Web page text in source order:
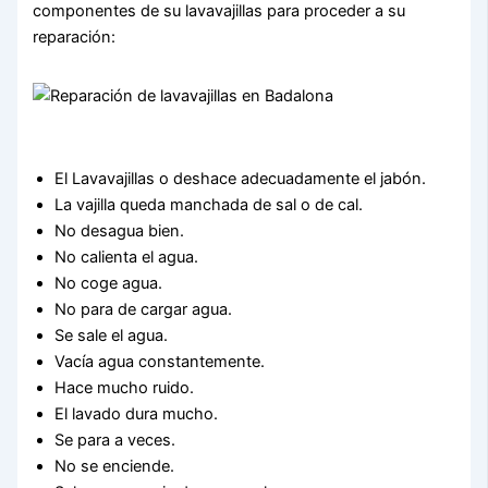
componentes de su lavavajillas para proceder a su
reparación:
El Lavavajillas o deshace adecuadamente el jabón.
La vajilla queda manchada de sal o de cal.
No desagua bien.
No calienta el agua.
No coge agua.
No para de cargar agua.
Se sale el agua.
Vacía agua constantemente.
Hace mucho ruido.
El lavado dura mucho.
Se para a veces.
No se enciende.